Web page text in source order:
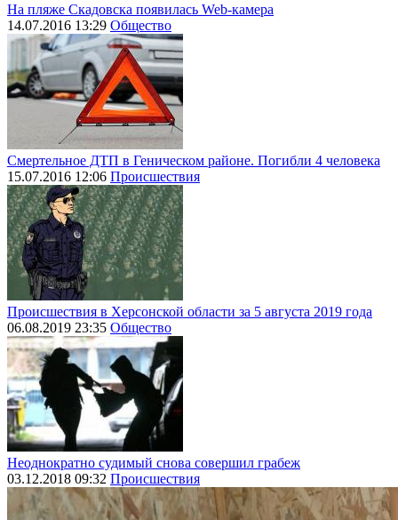
На пляже Скадовска появилась Web-камера
14.07.2016 13:29 Общество
Смертельное ДТП в Геническом районе. Погибли 4 человека
15.07.2016 12:06 Происшествия
Происшествия в Херсонской области за 5 августа 2019 года
06.08.2019 23:35 Общество
Неоднократно судимый снова совершил грабеж
03.12.2018 09:32 Происшествия